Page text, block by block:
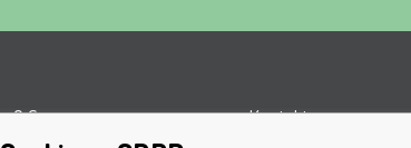
O firme
Kontakty